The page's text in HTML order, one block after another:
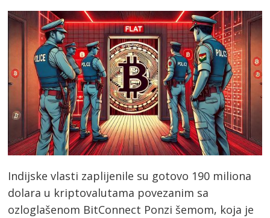
Indijske vlasti zaplijenile su gotovo 190 miliona
dolara u kriptovalutama povezanim sa
ozloglašenom BitConnect Ponzi šemom, koja je